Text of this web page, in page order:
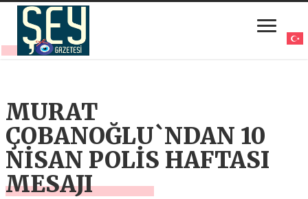
MURAT
ÇOBANOĞLU`NDAN 10
NİSAN POLİS HAFTASI
MESAJI